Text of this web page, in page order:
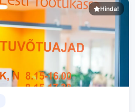
Hinda!